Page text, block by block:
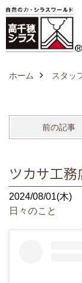
ホーム スタッ
前の記事
ツカサ工
2024/08/01(木)
日々のこと